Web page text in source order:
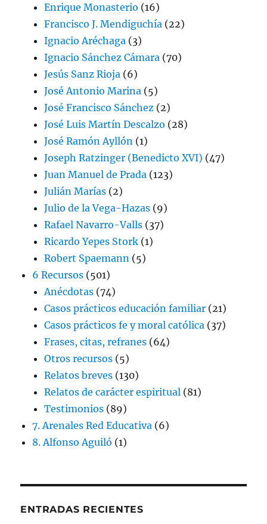
Enrique Monasterio (16)
Francisco J. Mendiguchía (22)
Ignacio Aréchaga (3)
Ignacio Sánchez Cámara (70)
Jesús Sanz Rioja (6)
José Antonio Marina (5)
José Francisco Sánchez (2)
José Luis Martín Descalzo (28)
José Ramón Ayllón (1)
Joseph Ratzinger (Benedicto XVI) (47)
Juan Manuel de Prada (123)
Julián Marías (2)
Julio de la Vega-Hazas (9)
Rafael Navarro-Valls (37)
Ricardo Yepes Stork (1)
Robert Spaemann (5)
6 Recursos (501)
Anécdotas (74)
Casos prácticos educación familiar (21)
Casos prácticos fe y moral católica (37)
Frases, citas, refranes (64)
Otros recursos (5)
Relatos breves (130)
Relatos de carácter espiritual (81)
Testimonios (89)
7. Arenales Red Educativa (6)
8. Alfonso Aguiló (1)
ENTRADAS RECIENTES